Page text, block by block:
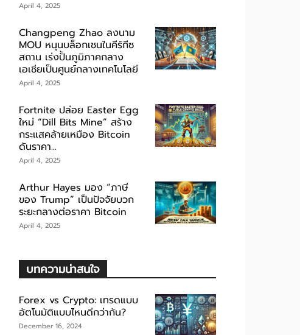
April 4, 2025
Changpeng Zhao ลงนาม
MOU หนุนบล็อกเชนในคีร์กีซ
สถาน เร่งปั้นภูมิภาคกลาง
เอเชียเป็นศูนย์กลางเทคโนโลยี
April 4, 2025
Fortnite ปล่อย Easter Egg
ใหม่ “Dill Bits Mine” สร้าง
กระแสคล้ายเหมือง Bitcoin
ดันราคา...
April 4, 2025
Arthur Hayes มอง “ภาษี
ของ Trump” เป็นปัจจัยบวก
ระยะกลางต่อราคา Bitcoin
April 4, 2025
บทความน่าสนใจ
Forex vs Crypto: เทรดแบบ
อัตโนมัติแบบไหนดีกว่ากัน?
December 16, 2024